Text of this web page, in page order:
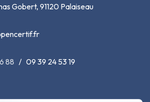
Gobert, 91120 Palaiseau
88 / 09 39 24 53 19